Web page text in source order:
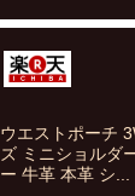
ウエストポーチ
ズ ミニショルダ
ー 牛革 本革 シ...